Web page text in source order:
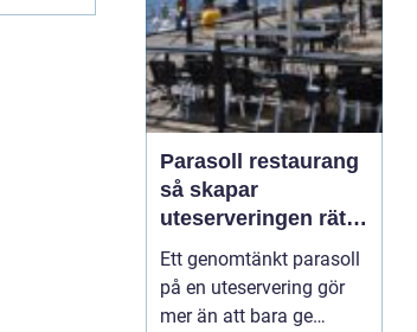
Parasoll restaurang
så skapar
uteserveringen rätt
känsla året runt
Ett genomtänkt parasoll
på en uteservering gör
mer än att bara ge